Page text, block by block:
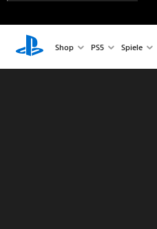
Shop PS5 Spiele